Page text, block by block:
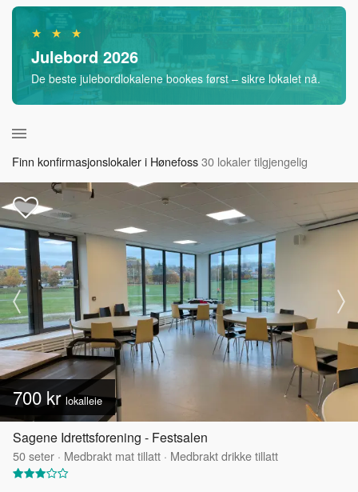
★ ★ ★
Julebord 2026
De beste julebordlokalene bookes først – sikre lokalet nå.
Finn konfirmasjonslokaler i Hønefoss30 lokaler tilgjengelig
700 krlokalleie
Sagene Idrettsforening - Festsalen
50seter · Medbrakt mat tillatt · Medbrakt drikke tillatt